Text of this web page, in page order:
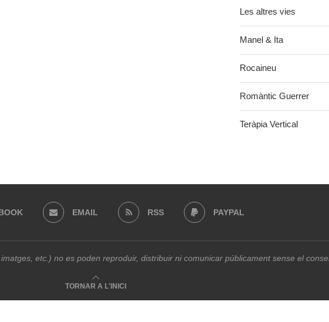
Les altres vies
Manel & Ita
Rocaineu
Romàntic Guerrer
Teràpia Vertical
EMAIL RSS PAYPAL
etc.) no es poden reproduir, distribuir ni comunicar públicament sense el
TORNAR A L'INICI